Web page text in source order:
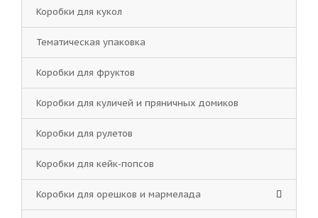
Коробки для кукол
Тематическая упаковка
Коробки для фруктов
Коробки для куличей и пряничных домиков
Коробки для рулетов
Коробки для кейк-попсов
Коробки для орешков и мармелада